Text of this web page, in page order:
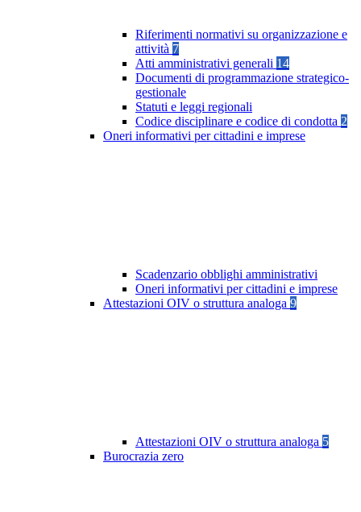
Riferimenti normativi su organizzazione e
attività 7
Atti amministrativi generali 14
Documenti di programmazione strategico-
gestionale
Statuti e leggi regionali
Codice disciplinare e codice di condotta 2
Oneri informativi per cittadini e imprese
Scadenzario obblighi amministrativi
Oneri informativi per cittadini e imprese
Attestazioni OIV o struttura analoga 9
Attestazioni OIV o struttura analoga 5
Burocrazia zero